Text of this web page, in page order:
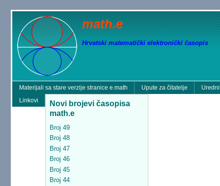
math.e
Hrvatski matematički elektronički časopis
Materijali sa stare verzije stranice e.math Upute za čitatelje
Linkovi
Novi brojevi časopisa
math.e
Broj 49
Broj 48
Broj 47
Broj 46
Broj 45
Broj 44